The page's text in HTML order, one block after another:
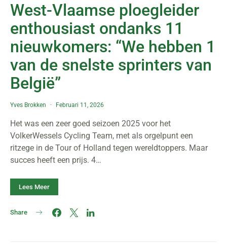
West-Vlaamse ploegleider
enthousiast ondanks 11
nieuwkomers: “We hebben 1
van de snelste sprinters van
België”
Yves Brokken Februari 11, 2026
Het was een zeer goed seizoen 2025 voor het
VolkerWessels Cycling Team, met als orgelpunt een
ritzege in de Tour of Holland tegen wereldtoppers. Maar
succes heeft een prijs. 4…
Lees Meer
Share